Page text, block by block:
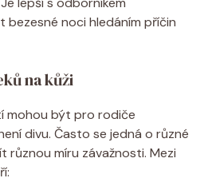
bezesné noci hledáním příčin
na kůži
mohou být pro rodiče
divu. Často se jedná o různé
různou míru závažnosti. Mezi